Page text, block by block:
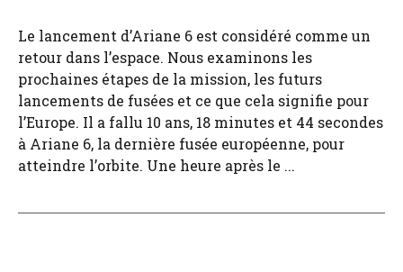
Le lancement d’Ariane 6 est considéré comme un
retour dans l’espace. Nous examinons les
prochaines étapes de la mission, les futurs
lancements de fusées et ce que cela signifie pour
l’Europe. Il a fallu 10 ans, 18 minutes et 44 secondes
à Ariane 6, la dernière fusée européenne, pour
atteindre l’orbite. Une heure après le ...